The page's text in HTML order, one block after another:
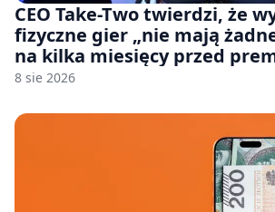
CEO Take-Two twierdzi, że
fizyczne gier „nie mają
na kilka miesięcy przed
8 sie 2026